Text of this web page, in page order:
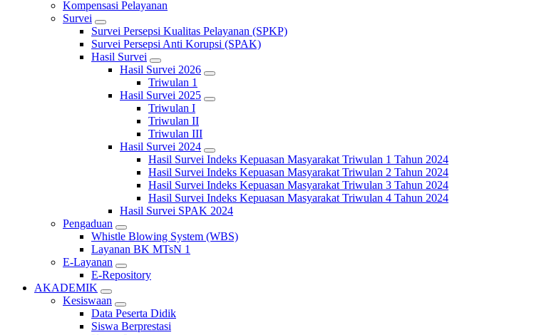
Kompensasi Pelayanan
Survei
Survei Persepsi Kualitas Pelayanan (SPKP)
Survei Persepsi Anti Korupsi (SPAK)
Hasil Survei
Hasil Survei 2026
Triwulan 1
Hasil Survei 2025
Triwulan I
Triwulan II
Triwulan III
Hasil Survei 2024
Hasil Survei Indeks Kepuasan Masyarakat Triwulan 1 Tahun 2024
Hasil Survei Indeks Kepuasan Masyarakat Triwulan 2 Tahun 2024
Hasil Survei Indeks Kepuasan Masyarakat Triwulan 3 Tahun 2024
Hasil Survei Indeks Kepuasan Masyarakat Triwulan 4 Tahun 2024
Hasil Survei SPAK 2024
Pengaduan
Whistle Blowing System (WBS)
Layanan BK MTsN 1
E-Layanan
E-Repository
AKADEMIK
Kesiswaan
Data Peserta Didik
Siswa Berprestasi